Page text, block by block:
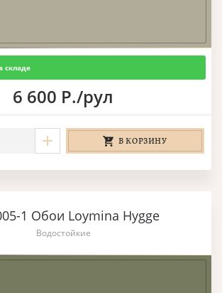
складе
6 600 Р./рул
В КОРЗИНУ
1 Обои Loymina Hygge
Водостойкие